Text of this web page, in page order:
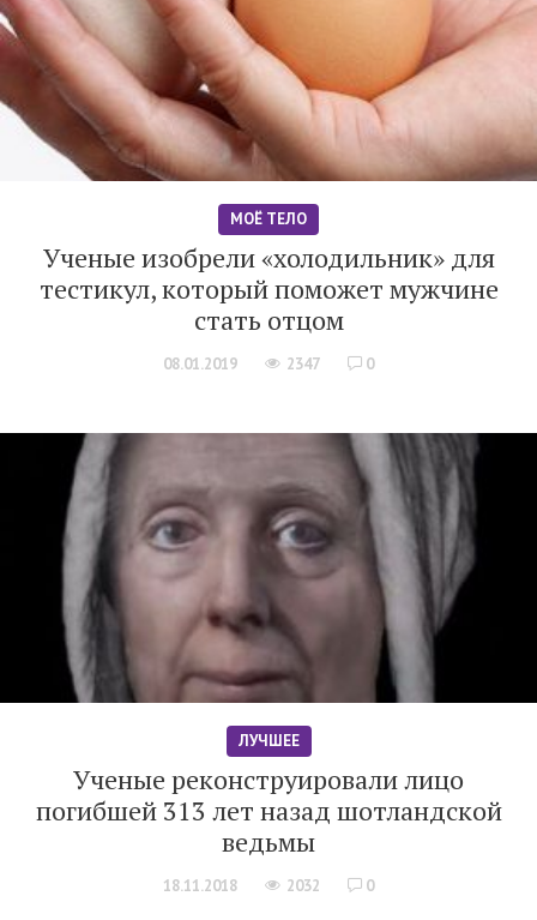
МОЁ ТЕЛО
Ученые изобрели «холодильник» для
тестикул, который поможет мужчине
стать отцом
08.01.2019 2347 0
ЛУЧШЕЕ
Ученые реконструировали лицо
погибшей 313 лет назад шотландской
ведьмы
18.11.2018 2032 0